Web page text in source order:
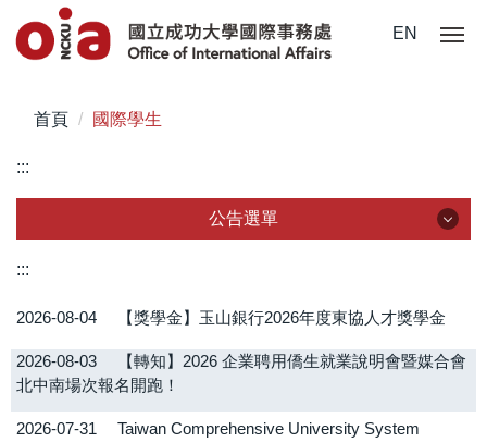
到
區
EN
首頁 國際學生
:::
公告選單
全部公告
在校學生
國際學生
:::
2026-08-04 【獎學金】玉山銀行2026年度東協人才獎學金
2026-08-03
【轉知】2026 企業聘用僑生就業說明會暨媒合會
北中南場次報名開跑！
2026-07-31
Taiwan Comprehensive University System